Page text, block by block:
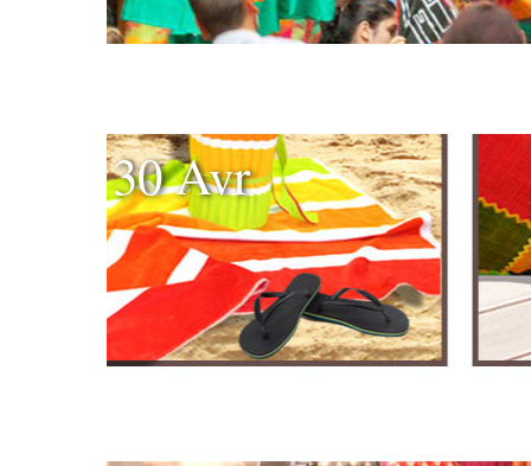
30 Avr